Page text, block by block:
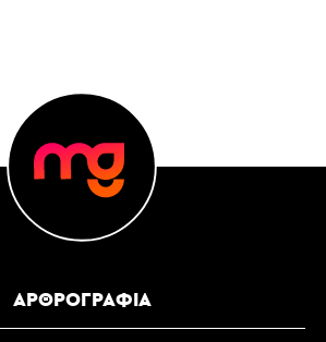
ΑΡΘΡΟΓΡΑΦΊΑ